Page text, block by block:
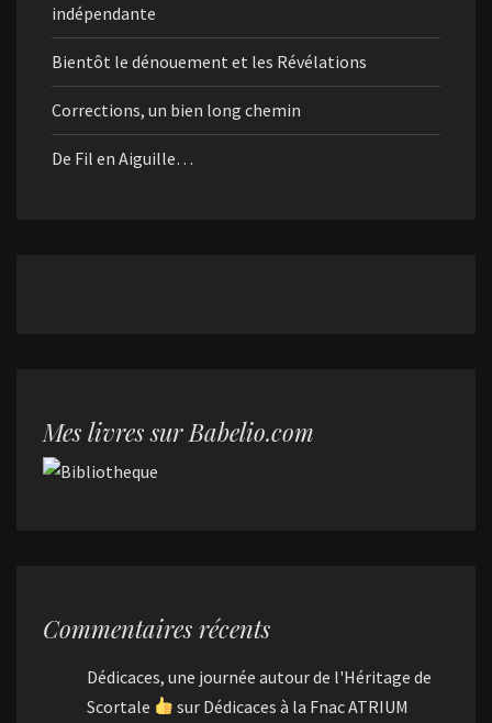
indépendante
Bientôt le dénouement et les Révélations
Corrections, un bien long chemin
De Fil en Aiguille…
Mes livres sur Babelio.com
Commentaires récents
Dédicaces, une journée autour de l'Héritage de
Scortale
sur Dédicaces à la Fnac ATRIUM